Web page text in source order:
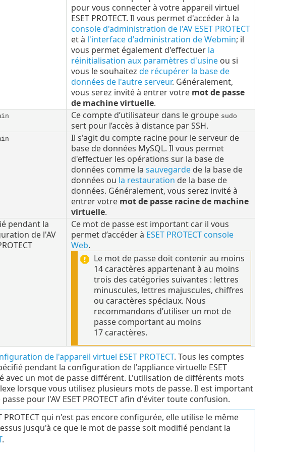
pour vous connecter à votre appareil virtuel
ESET PROTECT. Il vous permet d'accéder à la
console d'administration de l'AV ESET PROTECT
et à l'interface d'administration de Webmin; il
vous permet également d'effectuer la
réinitialisation aux paramètres d'usineou si
vous le souhaitez de récupérer la base de
données de l'autre serveur. Généralement,
vous serez invité à entrer votre mot de passe
de machine virtuelle.
Ce compte d’utilisateur dans le groupe sudo
sert pour l’accès à distance par SSH.
Il s'agit du compte racine pour le serveur de
base de données MySQL. Il vous permet
d'effectuer les opérations sur la base de
données comme la sauvegardede la base de
données ou la restauration de la base de
données. Généralement, vous serez invité à
entrer votre mot de passe racine de machine
virtuelle.
pendant la
de l'AV
Ce mot de passe est important car il vous
permet d’accéder à ESET PROTECT console
Web.
Le mot de passe doit contenir au moins
14 caractères appartenant à au moins
trois des catégories suivantes : lettres
minuscules, lettres majuscules, chiffres
ou caractères spéciaux. Nous
recommandons d’utiliser un mot de
passe comportant au moins
17 caractères.
de l'appareil virtuel ESET PROTECT. Tous les comptes
pendant la configuration de l'appliance virtuelle ESET
avec un mot de passe différent. L'utilisation de différents mots
lorsque vous utilisez plusieurs mots de passe. Il est important
pour l'AV ESET PROTECT afin d'éviter toute confusion.
qui n'est pas encore configurée, elle utilise le même
jusqu'à ce que le mot de passe soit modifié pendant la
.